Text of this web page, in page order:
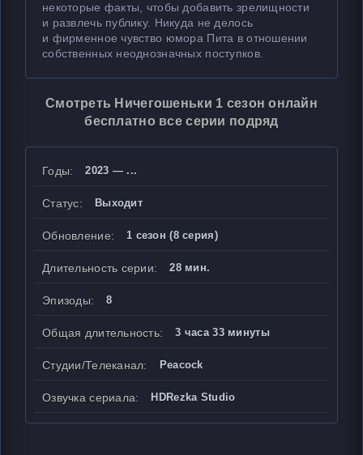
некоторые факты, чтобы добавить зрелищности
и развлечь публику. Никуда не делось
и фирменное чувство юмора Пита в отношении
собственных неоднозначных поступков.
Смотреть Ничегошеньки 1 сезон онлайн
бесплатно все серии подряд
Годы: 2023 — ...
Статус: Выходит
Обновление: 1 сезон (8 серия)
Длительность серии: 28 мин.
Эпизоды: 8
Общая длительность: 3 часа 33 минуты
Студии/Телеканал: Peacock
Озвучка сериала: HDRezka Studio